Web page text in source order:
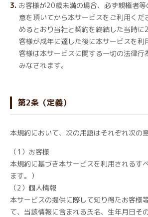
お客様が20歳未満の場合、必ず親権者
意を頂いてから本サービスをご利用くだ
めるとおり当社と契約を終結した当時
客様が成年に達した後に本サービスを利
客様は本サービスに関する一切の法律行
みなされます。
第2条（定義）
本規約において、次の用語はそれぞれ次の
（1）お客様
本規約に基づき本サービスを利用されるす
ます。）
（2）個人情報
本サービスの提供に際して知り得たお客様
て、当該情報に含まれる氏名、生年月日そ